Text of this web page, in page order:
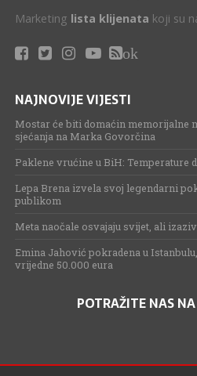
Marketing lista klijenata koji su
ok
NAJNOVIJE VIJESTI
Mostar će biti domaćin memorijalne
sjećanja na Marka Govorčina
Paklene vrućine u BiH: Temperature
Lepa Brena izvela svoj legendarni
publikom
Meta naočale osvajaju svijet, ali
Emina Jahović pokradena u
vrijedne 50.000 eura
POTRAŽITE NAS